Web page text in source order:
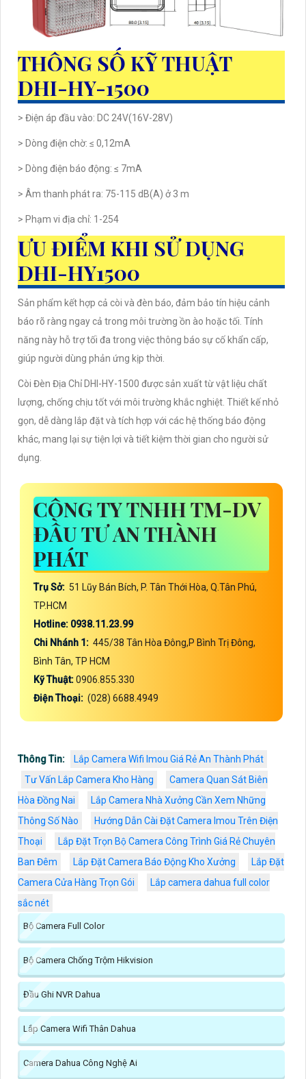
THÔNG SỐ KỸ THUẬT
DHI-HY-1500
> Điện áp đầu vào: DC 24V(16V-28V)
> Dòng điện chờ: ≤ 0,12mA
> Dòng điện báo động: ≤ 7mA
> Âm thanh phát ra: 75-115 dB(A) ở 3 m
> Phạm vi địa chỉ: 1-254
ƯU ĐIỂM KHI SỬ DỤNG
DHI-HY1500
Sản phẩm kết hợp cả còi và đèn báo, đảm bảo tín hiệu cảnh
báo rõ ràng ngay cả trong môi trường ồn ào hoặc tối. Tính
năng này hỗ trợ tối đa trong việc thông báo sự cố khẩn cấp,
giúp người dùng phản ứng kịp thời.
Còi Đèn Địa Chỉ DHI-HY-1500 được sản xuất từ vật liệu chất
lượng, chống chịu tốt với môi trường khắc nghiệt. Thiết kế nhỏ
gọn, dễ dàng lắp đặt và tích hợp với các hệ thống báo động
khác, mang lại sự tiện lợi và tiết kiệm thời gian cho người sử
dụng.
CÔNG TY TNHH TM-DV
ĐẦU TƯ AN THÀNH
PHÁT
Trụ Sở: 51 Lũy Bán Bích, P. Tân Thới Hòa, Q.Tân Phú,
TP.HCM
Hotline: 0938.11.23.99
Chi Nhánh 1: 445/38 Tân Hòa Đông,P Bình Trị Đông,
Bình Tân, TP HCM
Kỹ Thuật:0906.855.330
Điện Thoại: (028) 6688.4949
Thông Tin:
Lắp Camera Wifi Imou Giá Rẻ An Thành Phát
Tư Vấn Lắp Camera Kho Hàng
Camera Quan Sát Biên
Hòa Đồng Nai
Lắp Camera Nhà Xưởng Cần Xem Những
Thông Số Nào
Hướng Dẫn Cài Đặt Camera Imou Trên Điện
Thoại
Lắp Đặt Trọn Bộ Camera Công Trình Giá Rẻ Chuyên
Ban Đêm
Lắp Đặt Camera Báo Động Kho Xưởng
Lắp Đặt
Camera Cửa Hàng Trọn Gói
Lắp camera dahua full color
sắc nét
Bộ Camera Full Color
Bộ Camera Chống Trộm Hikvision
Đầu Ghi NVR Dahua
Lắp Camera Wifi Thân Dahua
Camera Dahua Công Nghệ Ai